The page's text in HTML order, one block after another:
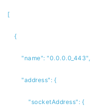
[
{
"name": "0.0.0.0_443",
"address": {
"socketAddress": {